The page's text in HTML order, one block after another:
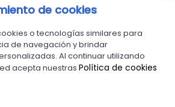
conLinkasoft LeKommerce
de cookies
o tecnologías similares para
de navegación y brindar
Al continuar utilizando
acepta nuestras Política de cookies